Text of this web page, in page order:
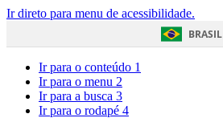
Ir direto para menu de acessibilidade.
BRASIL
Ir para o conteúdo 1
Ir para o menu 2
Ir para a busca 3
Ir para o rodapé 4